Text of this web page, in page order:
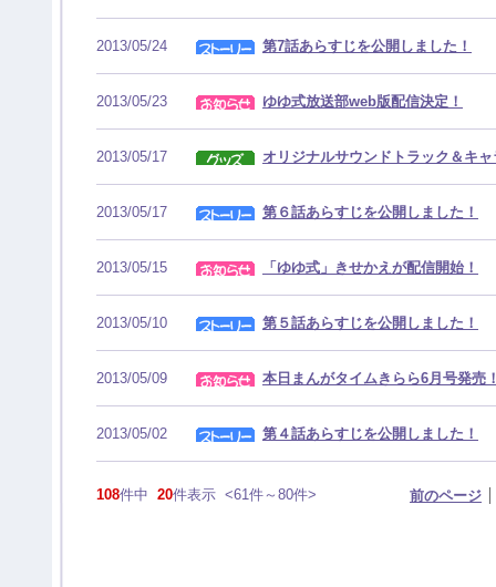
2013/05/24 第7話あらすじを公開しました！
2013/05/23 ゆゆ式放送部web版配信決定！
2013/05/17 オリジナルサウンドトラック＆キ
2013/05/17 第６話あらすじを公開しました！
2013/05/15 「ゆゆ式」きせかえが配信開始！
2013/05/10 第５話あらすじを公開しました！
2013/05/09 本日まんがタイムきらら6月号発売
2013/05/02 第４話あらすじを公開しました！
108件中 20件表示 <61件～ 80件> 前のページ